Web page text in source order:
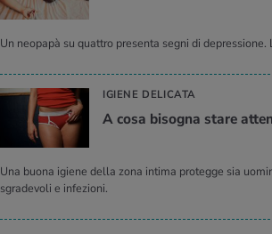
Un neopapà su quattro presenta segni di
IGIENE DELICATA
A cosa bisogna stare
Una buona igiene della zona intima protegge sia
sgradevoli e infezioni.